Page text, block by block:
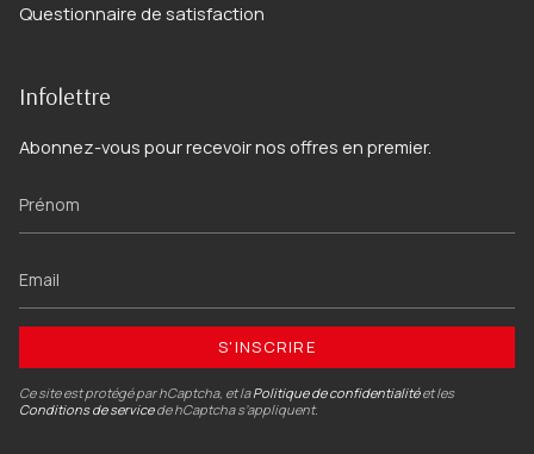
Questionnaire de satisfaction
Infolettre
Abonnez-vous pour recevoir nos offres en premier.
S'INSCRIRE
Ce site est protégé par hCaptcha, et laPolitique de confidentialitéet les
Conditions de servicede hCaptcha s’appliquent.